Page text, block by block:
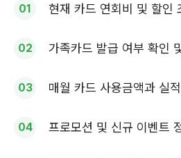
현재 카드 연회비 및 할인
가족카드 발급 여부 확인
매월 카드 사용금액과 실
프로모션 및 신규 이벤트